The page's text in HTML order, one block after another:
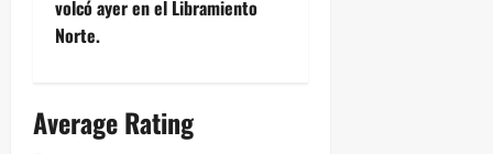
a
volcó ayer en el Libramiento
Norte.
Average Rating